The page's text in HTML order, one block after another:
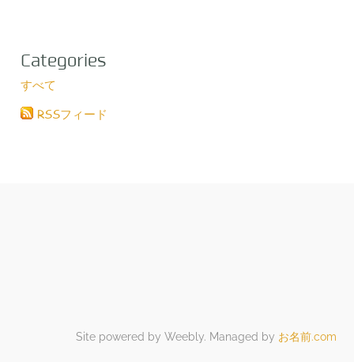
Categories
すべて
RSSフィード
Site powered by Weebly. Managed by お名前.com